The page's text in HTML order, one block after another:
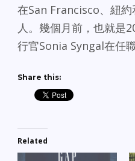
在San Francisco、紐
人。幾個月前，也就是
行官Sonia Syngal在任
Share this:
Related